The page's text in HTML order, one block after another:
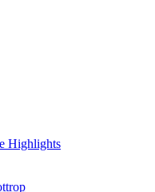
Highlights